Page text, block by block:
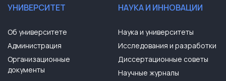
УНИВЕРСИТЕТ
Об университете
Администрация
Организационные
документы
НАУКА И ИННОВАЦИИ
Наука и университеты
Исследования и разработки
Диссертационные советы
Научные журналы